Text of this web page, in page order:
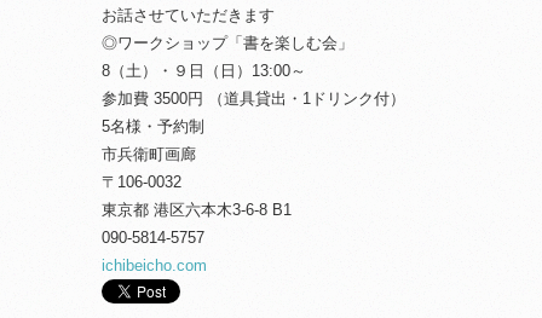
お話させていただきます
◎ワークショップ「書を楽しむ会」
8（土）・９日（日）13:00～
参加費 3500円 （道具貸出・1ドリンク付）
5名様・予約制
市兵衛町画廊
〒106-0032
東京都 港区六本木3-6-8 B1
090-5814-5757
ichibeicho.com